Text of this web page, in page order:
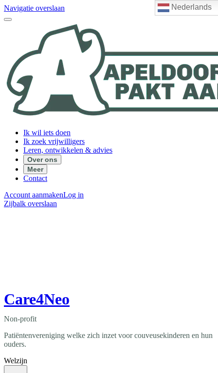
Nederlands
Navigatie overslaan
Ik wil iets doen
Ik zoek vrijwilligers
Leren, ontwikkelen & advies
Over ons
Meer
Contact
Account aanmakenLog in
Zijbalk overslaan
Care4Neo
Non-profit
Patiëntenvereniging welke zich inzet voor couveusekinderen en hun
ouders.
Welzijn